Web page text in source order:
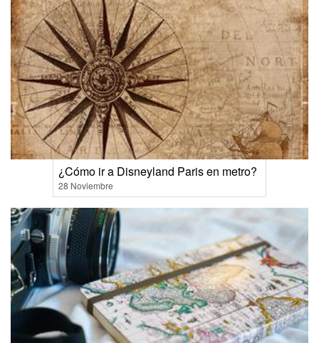
¿Cómo ir a Disneyland Paris en metro?
28 Noviembre